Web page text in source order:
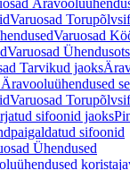
Varuosad
Varuosad
Varuosad
Tarvikud jaoks
Varuosad
sifoonid jaoks
sifoonid
Ühendused